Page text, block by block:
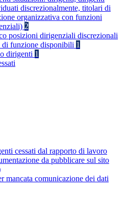
discrezionalmente, titolari di
organizzativa con funzioni
2
posizioni dirigenziali discrezionali
di funzione disponibili 1
dirigenti 1
cessati dal rapporto di lavoro
da pubblicare sul sito
mancata comunicazione dei dati